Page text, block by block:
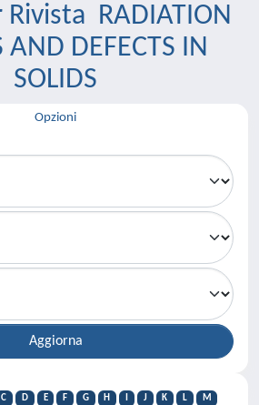
Rivista RADIATION
AND DEFECTS IN
SOLIDS
Opzioni
C D E F G H J K L
M